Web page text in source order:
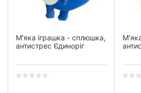
М'яка іграшка - сплюшка,
антистрес Єдиноріг